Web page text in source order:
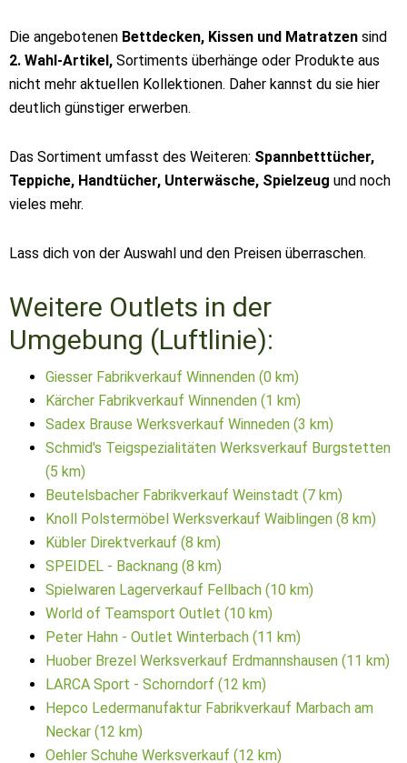
Die angebotenen Bettdecken, Kissen und Matratzen sind
2. Wahl-Artikel, Sortiments überhänge oder Produkte aus
nicht mehr aktuellen Kollektionen. Daher kannst du sie hier
deutlich günstiger erwerben.
Das Sortiment umfasst des Weiteren: Spannbetttücher,
Teppiche, Handtücher, Unterwäsche, Spielzeug und noch
vieles mehr.
Lass dich von der Auswahl und den Preisen überraschen.
Weitere Outlets in der
Umgebung (Luftlinie):
Giesser Fabrikverkauf Winnenden (0 km)
Kärcher Fabrikverkauf Winnenden (1 km)
Sadex Brause Werksverkauf Winneden (3 km)
Schmid's Teigspezialitäten Werksverkauf Burgstetten
(5 km)
Beutelsbacher Fabrikverkauf Weinstadt (7 km)
Knoll Polstermöbel Werksverkauf Waiblingen (8 km)
Kübler Direktverkauf (8 km)
SPEIDEL - Backnang (8 km)
Spielwaren Lagerverkauf Fellbach (10 km)
World of Teamsport Outlet (10 km)
Peter Hahn - Outlet Winterbach (11 km)
Huober Brezel Werksverkauf Erdmannshausen (11 km)
LARCA Sport - Schorndorf (12 km)
Hepco Ledermanufaktur Fabrikverkauf Marbach am
Neckar (12 km)
Oehler Schuhe Werksverkauf (12 km)